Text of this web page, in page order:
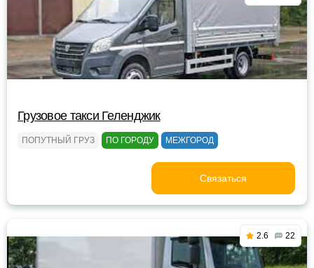
Грузовое такси Геленджик
ПОПУТНЫЙ ГРУЗ ПО ГОРОДУ МЕЖГОРОД
Связаться
2.6 22